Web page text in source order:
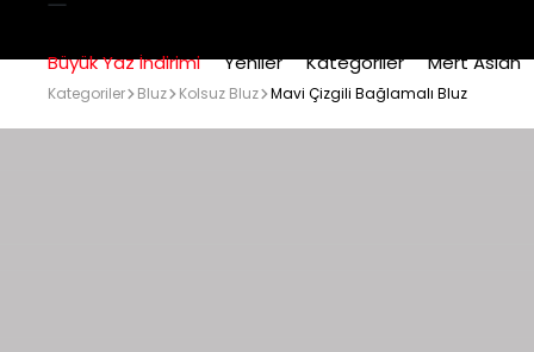
Büyük Yaz İndirimi Yeniler Kategoriler Mert Aslan
Kategoriler Bluz Kolsuz Bluz Mavi Çizgili Bağlamalı Bluz